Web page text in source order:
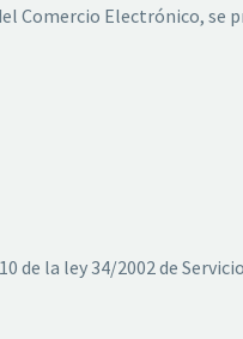
Comercio Electrónico,
la ley 34/2002 de